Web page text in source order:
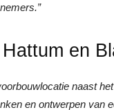
en
naast
en ontwerpen van